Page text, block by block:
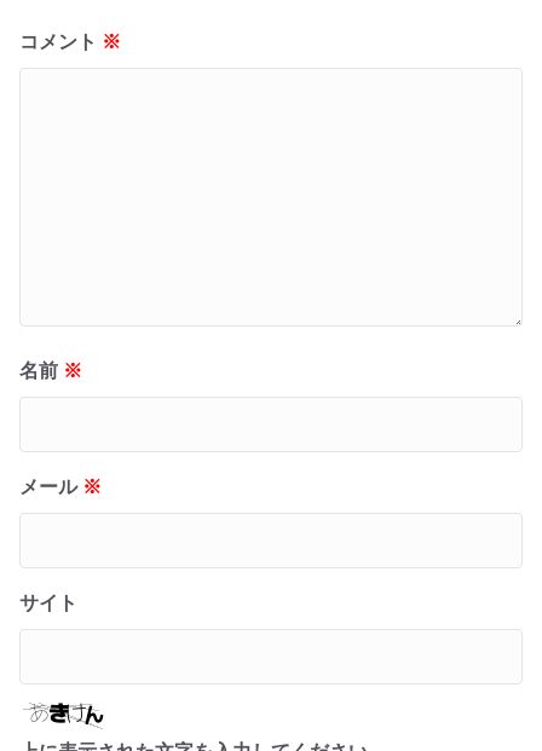
コメント ※
名前 ※
メール ※
サイト